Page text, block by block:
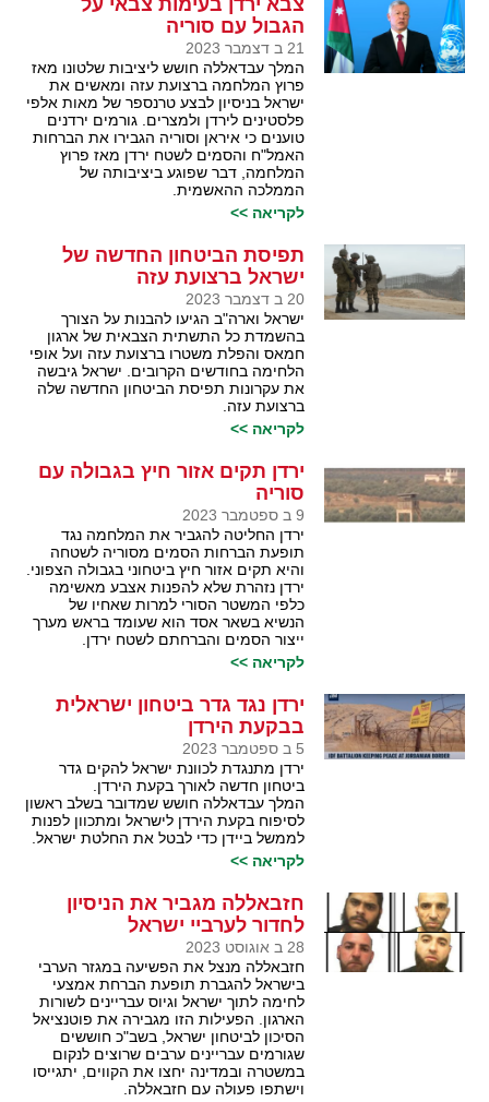
צבא ירדן בעימות צבאי על
הגבול עם סוריה
21 ב דצמבר 2023
המלך עבדאללה חושש ליציבות שלטונו מאז
פרוץ המלחמה ברצועת עזה ומאשים את
ישראל בניסיון לבצע טרנספר של מאות אלפי
פלסטינים לירדן ולמצרים. גורמים ירדנים
טוענים כי איראן וסוריה הגבירו את הברחות
האמל"ח והסמים לשטח ירדן מאז פרוץ
המלחמה, דבר שפוגע ביציבותה של
הממלכה ההאשמית.
לקריאה >>
תפיסת הביטחון החדשה של
ישראל ברצועת עזה
20 ב דצמבר 2023
ישראל וארה"ב הגיעו להבנות על הצורך
בהשמדת כל התשתית הצבאית של ארגון
חמאס והפלת משטרו ברצועת עזה ועל אופי
הלחימה בחודשים הקרובים. ישראל גיבשה
את עקרונות תפיסת הביטחון החדשה שלה
ברצועת עזה.
לקריאה >>
ירדן תקים אזור חיץ בגבולה עם
סוריה
9 ב ספטמבר 2023
ירדן החליטה להגביר את המלחמה נגד
תופעת הברחות הסמים מסוריה לשטחה
והיא תקים אזור חיץ ביטחוני בגבולה הצפוני.
ירדן נזהרת שלא להפנות אצבע מאשימה
כלפי המשטר הסורי למרות שאחיו של
הנשיא בשאר אסד הוא שעומד בראש מערך
ייצור הסמים והברחתם לשטח ירדן.
לקריאה >>
ירדן נגד גדר ביטחון ישראלית
בבקעת הירדן
5 ב ספטמבר 2023
ירדן מתנגדת לכוונת ישראל להקים גדר
ביטחון חדשה לאורך בקעת הירדן.
המלך עבדאללה חושש שמדובר בשלב ראשון
לסיפוח בקעת הירדן לישראל ומתכוון לפנות
לממשל ביידן כדי לבטל את החלטת ישראל.
לקריאה >>
חזבאללה מגביר את הניסיון
לחדור לערביי ישראל
28 ב אוגוסט 2023
חזבאללה מנצל את הפשיעה במגזר הערבי
בישראל להגברת תופעת הברחת אמצעי
לחימה לתוך ישראל וגיוס עבריינים לשורות
הארגון. הפעילות הזו מגבירה את פוטנציאל
הסיכון לביטחון ישראל, בשב"כ חוששים
שגורמים עבריינים ערבים שרוצים לנקום
במשטרה ובמדינה יחצו את הקווים, יתגייסו
וישתפו פעולה עם חזבאללה.